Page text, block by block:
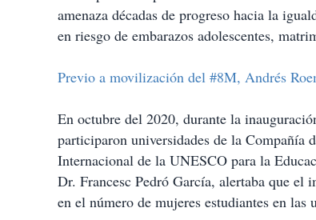
amenaza décadas de progreso hacia la
en riesgo de embarazos adolescentes,
Previo a movilización del #8M, Andrés
En octubre del 2020, durante la
participaron universidades de la
Internacional de la UNESCO para la
Dr. Francesc Pedró García, alertaba que
en el número de mujeres estudiantes en las